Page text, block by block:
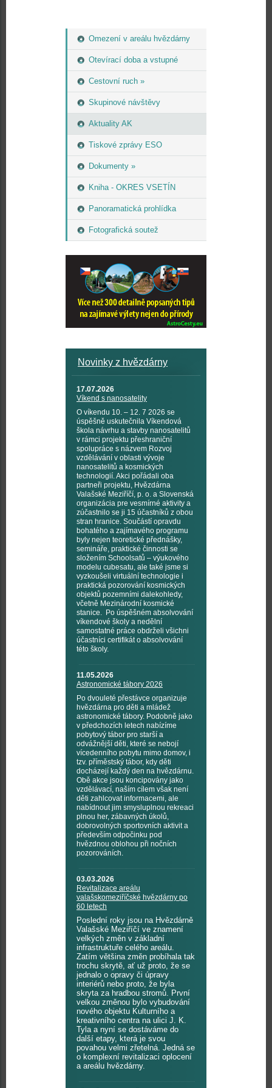
Omezení v areálu hvězdárny
Otevírací doba a vstupné
Cestovní ruch »
Skupinové návštěvy
Aktuality AK
Tiskové zprávy ESO
Dokumenty »
Kniha - OKRES VSETÍN
Panoramatická prohlídka
Fotografická soutež
Novinky z hvězdárny
17.07.2026
Víkend s nanosatelity
O víkendu 10. – 12. 7 2026 se
úspěšně uskutečnila Víkendová
škola návrhu a stavby nanosatelitů
v rámci projektu přeshraniční
spolupráce s názvem Rozvoj
vzdělávání v oblasti vývoje
nanosatelitů a kosmických
technologií. Akci pořádali oba
partneři projektu, Hvězdárna
Valašské Meziříčí, p. o. a Slovenská
organizácia pre vesmírné aktivity a
zúčastnilo se ji 15 účastníků z obou
stran hranice. Součástí opravdu
bohatého a zajímavého programu
byly nejen teoretické přednášky,
semináře, praktické činnosti se
složením Schoolsatů – výukového
modelu cubesatu, ale také jsme si
vyzkoušeli virtuální technologie i
praktická pozorování kosmických
objektů pozemními dalekohledy,
včetně Mezinárodní kosmické
stanice. Po úspěšném absolvování
víkendové školy a nedělní
samostatné práce obdrželi všichni
účastníci certifikát o absolvování
této školy.
11.05.2026
Astronomické tábory 2026
Po dvouleté přestávce organizuje
hvězdárna pro děti a mládež
astronomické tábory. Podobně jako
v předchozích letech nabízíme
pobytový tábor pro starší a
odvážnější děti, které se nebojí
vícedenního pobytu mimo domov, i
tzv. příměstský tábor, kdy děti
docházejí každý den na hvězdárnu.
Obě akce jsou koncipovány jako
vzdělávací, naším cílem však není
děti zahlcovat informacemi, ale
nabídnout jim smysluplnou rekreaci
plnou her, zábavných úkolů,
dobrovolných sportovních aktivit a
především odpočinku pod
hvězdnou oblohou při nočních
pozorováních.
03.03.2026
Revitalizace areálu
valašskomeziříčské hvězdárny po
60 letech
Poslední roky jsou na Hvězdárně
Valašské Meziříčí ve znamení
velkých změn v základní
infrastruktuře celého areálu.
Zatím většina změn probíhala tak
trochu skrytě, ať už proto, že se
jednalo o opravy či úpravy
interiérů nebo proto, že byla
skryta za hradbou stromů. První
velkou změnou bylo vybudování
nového objektu Kulturního a
kreativního centra na ulici J. K.
Tyla a nyní se dostáváme do
další etapy, která je svou
povahou velmi zřetelná. Jedná se
o komplexní revitalizaci oplocení
a areálu hvězdárny.